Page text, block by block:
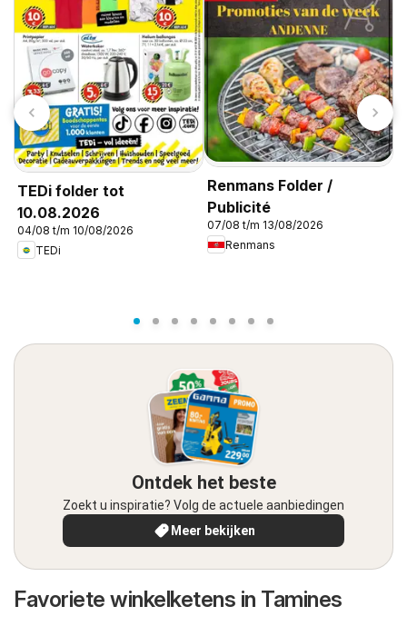
TEDi folder tot
10.08.2026
04/08 t/m 10/08/2026
TEDi
Renmans Folder /
Publicité
07/08 t/m 13/08/2026
Renmans
Ontdek het beste
Zoekt u inspiratie? Volg de actuele aanbiedingen
Meer bekijken
Favoriete winkelketens in Tamines